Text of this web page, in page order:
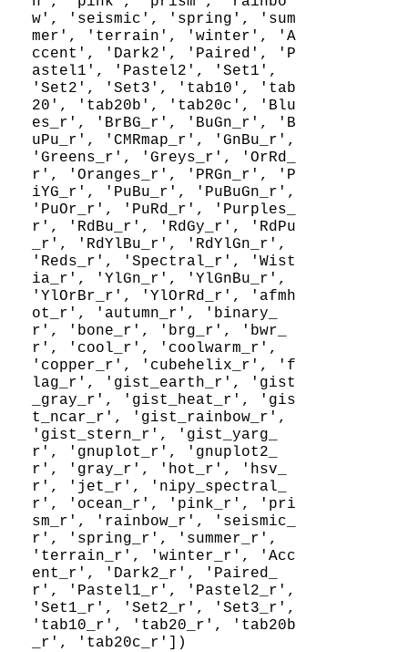
w', 'seismic', 'spring', 'sum
mer', 'terrain', 'winter', 'A
ccent', 'Dark2', 'Paired', 'P
astel1', 'Pastel2', 'Set1',
'Set2', 'Set3', 'tab10', 'tab
20', 'tab20b', 'tab20c', 'Blu
es_r', 'BrBG_r', 'BuGn_r', 'B
uPu_r', 'CMRmap_r', 'GnBu_r',
'Greens_r', 'Greys_r', 'OrRd_
r', 'Oranges_r', 'PRGn_r', 'P
iYG_r', 'PuBu_r', 'PuBuGn_r',
'PuOr_r', 'PuRd_r', 'Purples_
r', 'RdBu_r', 'RdGy_r', 'RdPu
_r', 'RdYlBu_r', 'RdYlGn_r',
'Reds_r', 'Spectral_r', 'Wist
ia_r', 'YlGn_r', 'YlGnBu_r',
'YlOrBr_r', 'YlOrRd_r', 'afmh
ot_r', 'autumn_r', 'binary_
r', 'bone_r', 'brg_r', 'bwr_
r', 'cool_r', 'coolwarm_r',
'copper_r', 'cubehelix_r', 'f
lag_r', 'gist_earth_r', 'gist
_gray_r', 'gist_heat_r', 'gis
t_ncar_r', 'gist_rainbow_r',
'gist_stern_r', 'gist_yarg_
r', 'gnuplot_r', 'gnuplot2_
r', 'gray_r', 'hot_r', 'hsv_
r', 'jet_r', 'nipy_spectral_
r', 'ocean_r', 'pink_r', 'pri
sm_r', 'rainbow_r', 'seismic_
r', 'spring_r', 'summer_r',
'terrain_r', 'winter_r', 'Acc
ent_r', 'Dark2_r', 'Paired_
r', 'Pastel1_r', 'Pastel2_r',
'Set1_r', 'Set2_r', 'Set3_r',
'tab10_r', 'tab20_r', 'tab20b
_r', 'tab20c_r'])